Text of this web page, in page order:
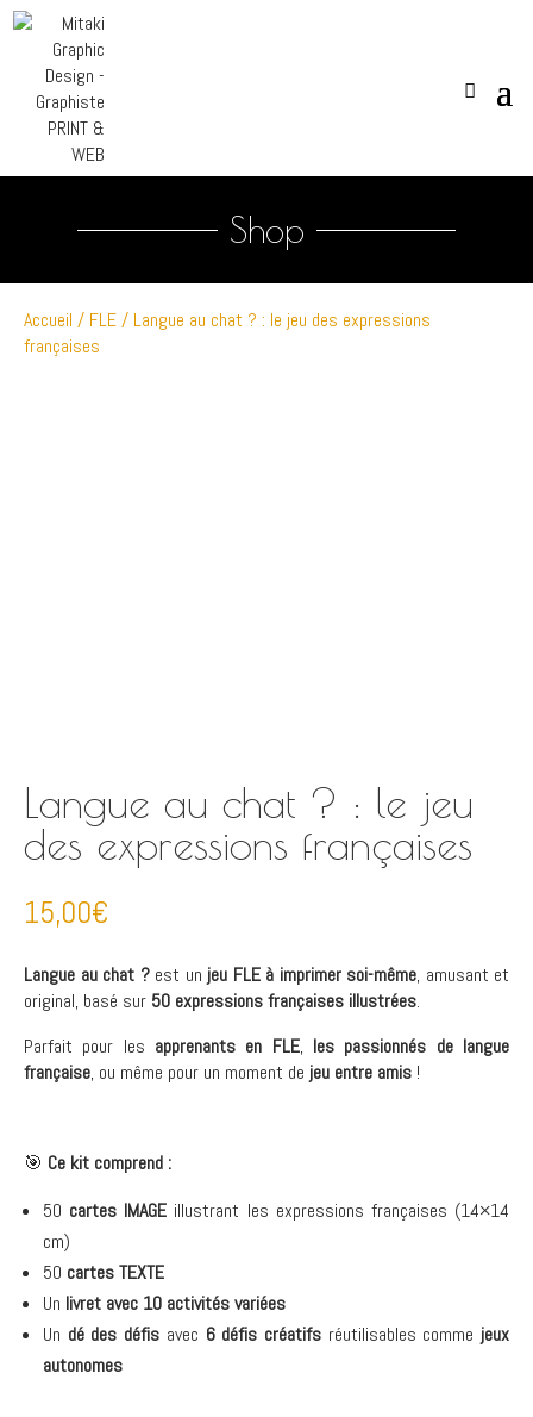
Shop
Accueil / FLE/ Langue au chat ? : le jeu des expressions
françaises
Langue au chat ? : le jeu
des expressions françaises
15,00€
Langue au chat ?est un jeu FLE à imprimer soi-même, amusant et
original, basé sur 50 expressions françaises illustrées.
Parfait pour les apprenants en FLE, les passionnés de langue
française, ou même pour un moment de jeu entre amis !
🎯 Ce kit comprend :
50 cartes IMAGE illustrant les expressions françaises (14×14
cm)
50 cartes TEXTE
Un livret avec 10 activités variées
Un dé des défis avec 6 défis créatifsréutilisables comme jeux
autonomes